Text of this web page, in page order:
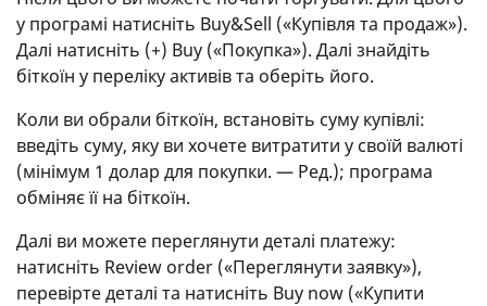
у програмі натисніть Buy&Sell («Купівля та продаж»).
Далі натисніть (+) Buy («Покупка»). Далі знайдіть
біткоїн у переліку активів та оберіть його.
Коли ви обрали біткоїн, встановіть суму купівлі:
введіть суму, яку ви хочете витратити у своїй валюті
(мінімум 1 долар для покупки. — Ред.); програма
обміняє її на біткоїн.
Далі ви можете переглянути деталі платежу:
натисніть Review order («Переглянути заявку»),
перевірте деталі та натисніть Buy now («Купити